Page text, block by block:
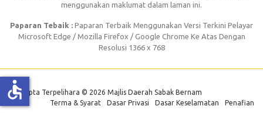
menggunakan maklumat dalam laman ini.
Paparan Tebaik : Paparan Terbaik Menggunakan Versi Terkini Pelayar
Microsoft Edge / Mozilla Firefox / Google Chrome Ke Atas Dengan
Resolusi 1366 x 768
Hak Cipta Terpelihara © 2026 Majlis Daerah Sabak Bernam
Terma & Syarat
Dasar Privasi Dasar Keselamatan Penafian
accessible